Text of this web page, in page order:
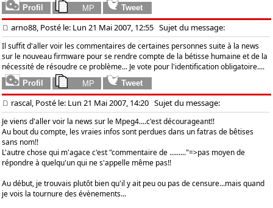
arno88, Posté le: Lun 21 Mai 2007, 12:55 Sujet du message:
Il suffit d'aller voir les commentaires de certaines personnes suite à la news
sur le nouveau firmware pour se rendre compte de la bétisse humaine et de la
nécessité de résoudre ce problème... Je vote pour l'identification obligatoire....
rascal, Posté le: Lun 21 Mai 2007, 14:20 Sujet du message:
Je viens d'aller voir la news sur le Mpeg4....c'est décourageant!!
Au bout du compte, les vraies infos sont perdues dans un fatras de bêtises
sans nom!!
L'autre chose qui m'agace c'est "commentaire de ........."=>pas moyen de
répondre à quelqu'un qui ne s'appelle même pas!!
Au début, je trouvais plutôt bien qu'il y ait peu ou pas de censure...mais quand
je vois la tournure des évènements...